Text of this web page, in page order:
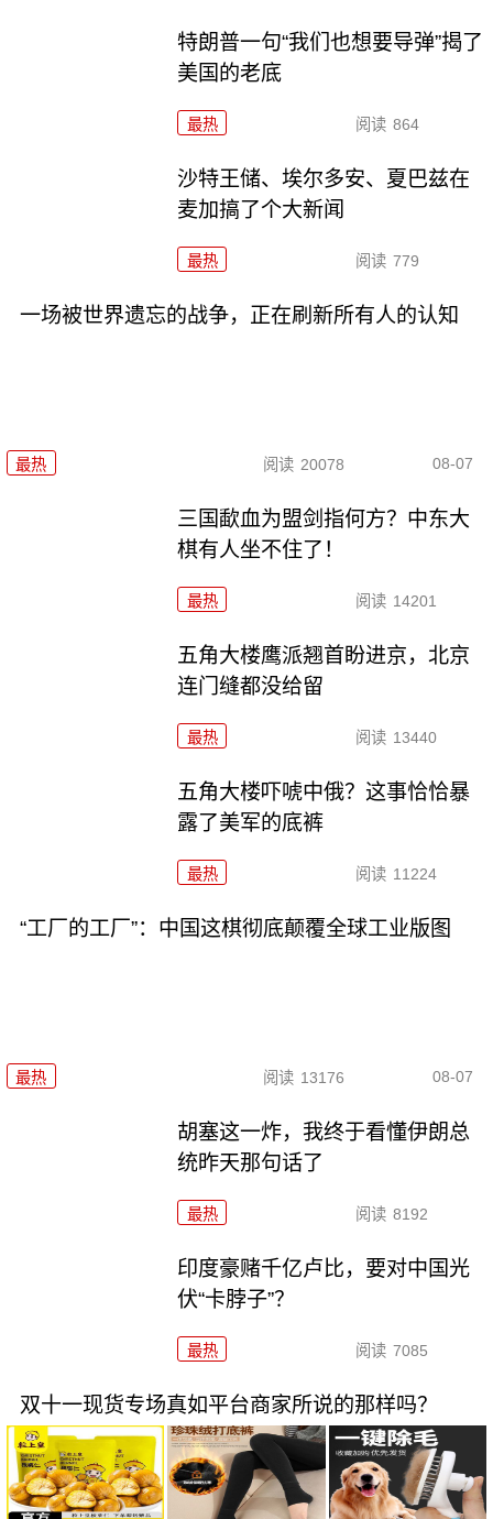
特朗普一句“我们也想要导弹”揭了
美国的老底
最热 阅读 864
沙特王储、埃尔多安、夏巴兹在
麦加搞了个大新闻
最热 阅读 779
一场被世界遗忘的战争，正在刷新所有人的认知
最热 阅读 20078 08-07
三国歃血为盟剑指何方？中东大
棋有人坐不住了！
最热 阅读 14201
五角大楼鹰派翘首盼进京，北京
连门缝都没给留
最热 阅读 13440
五角大楼吓唬中俄？这事恰恰暴
露了美军的底裤
最热 阅读 11224
“工厂的工厂”：中国这棋彻底颠覆全球工业版图
最热 阅读 13176 08-07
胡塞这一炸，我终于看懂伊朗总
统昨天那句话了
最热 阅读 8192
印度豪赌千亿卢比，要对中国光
伏“卡脖子”？
最热 阅读 7085
双十一现货专场真如平台商家所说的那样吗？